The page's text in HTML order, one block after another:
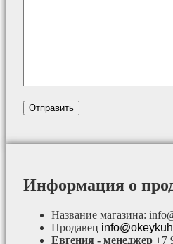
Информация о
Название магазина:
Продавец
Евгения - менеджер +7